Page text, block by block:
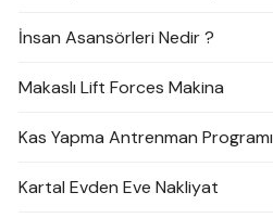
İnsan Asansörleri Nedir ?
Makaslı Lift Forces Makina
Kas Yapma Antrenman Programı
Kartal Evden Eve Nakliyat